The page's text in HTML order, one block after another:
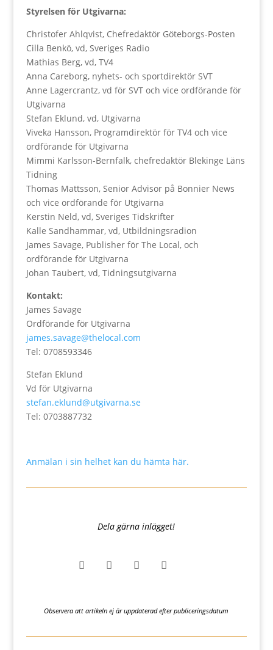
Styrelsen för Utgivarna:
Christofer Ahlqvist, Chefredaktör Göteborgs-Posten
Cilla Benkö, vd, Sveriges Radio
Mathias Berg, vd, TV4
Anna Careborg, nyhets- och sportdirektör SVT
Anne Lagercrantz, vd för SVT och vice ordförande för
Utgivarna
Stefan Eklund, vd, Utgivarna
Viveka Hansson, Programdirektör för TV4 och vice
ordförande för Utgivarna
Mimmi Karlsson-Bernfalk, chefredaktör Blekinge Läns
Tidning
Thomas Mattsson, Senior Advisor på Bonnier News
och vice ordförande för Utgivarna
Kerstin Neld, vd, Sveriges Tidskrifter
Kalle Sandhammar, vd, Utbildningsradion
James Savage, Publisher för The Local, och
ordförande för Utgivarna
Johan Taubert, vd, Tidningsutgivarna
Kontakt:
James Savage
Ordförande för Utgivarna
james.savage@thelocal.com
Tel: 0708593346
Stefan Eklund
Vd för Utgivarna
stefan.eklund@utgivarna.se
Tel: 0703887732
Anmälan i sin helhet kan du hämta här.
Dela gärna inlägget!
   
Observera att artikeln ej är uppdaterad efter publiceringsdatum